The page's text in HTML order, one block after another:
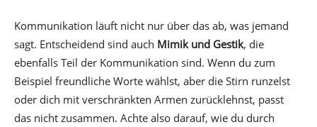
Kommunikation läuft nicht nur über das ab, was jemand
sagt. Entscheidend sind auch Mimik und Gestik, die
ebenfalls Teil der Kommunikation sind. Wenn du zum
Beispiel freundliche Worte wählst, aber die Stirn runzelst
oder dich mit verschränkten Armen zurücklehnst, passt
das nicht zusammen. Achte also darauf, wie du durch